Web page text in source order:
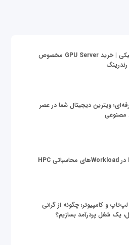
قیمت سرور گرافیکی | خرید GPU Server مخصوص
ویترین دیجیتال شما در عصر
و کامپیوتر؛ چگونه از گرانی
یک شغل پردرآمد بسازیم؟